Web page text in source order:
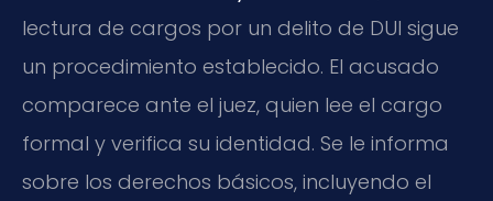
lectura de cargos por un delito de DUI sigue
un procedimiento establecido. El acusado
comparece ante el juez, quien lee el cargo
formal y verifica su identidad. Se le informa
sobre los derechos básicos, incluyendo el